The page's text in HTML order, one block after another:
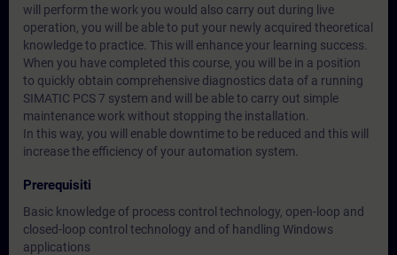
will perform the work you would also carry out during live
operation, you will be able to put your newly acquired theoretical
knowledge to practice. This will enhance your learning success.
When you have completed this course, you will be in a position
to quickly obtain comprehensive diagnostics data of a running
SIMATIC PCS 7 system and will be able to carry out simple
maintenance work without stopping the installation.
In this way, you will enable downtime to be reduced and this will
increase the efficiency of your automation system.
Prerequisiti
Basic knowledge of process control technology, open-loop and
closed-loop control technology and of handling Windows
applications